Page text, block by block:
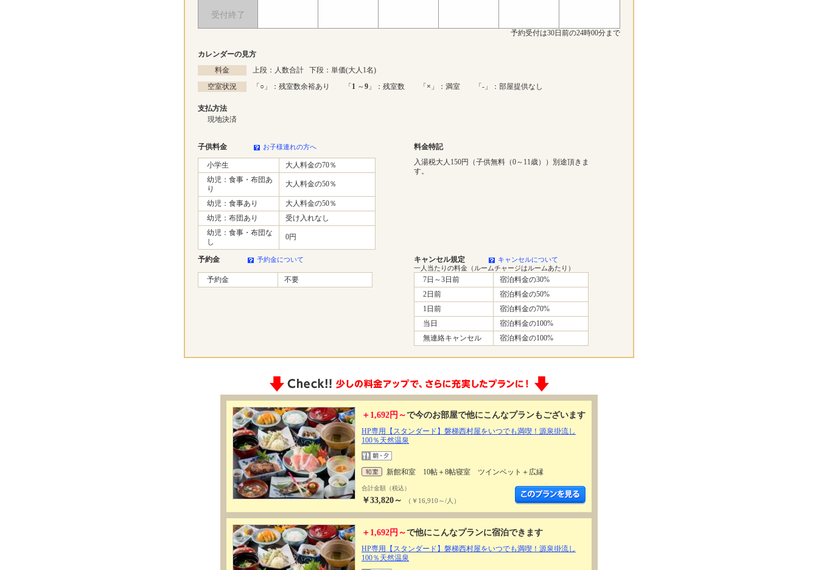
受付終了
予約受付は30日前の24時00分まで
カレンダーの見方
料金
上段：人数合計 下段：単価(大人1名)
空室状況
「○ 」：残室数余裕あり 「1 ～9 」：残室数 「× 」：満室 「-」：部屋提供なし
支払方法
現地決済
子供料金 お子様連れの方へ 料金特記
小学生
大人料金の70％
幼児：食事・布団あ
り
大人料金の50％
幼児：食事あり
大人料金の50％
幼児：布団あり
受け入れなし
幼児：食事・布団な
し
0円
入湯税大人150円（子供無料（0～11歳））別途頂きま
す。
予約金 予約金について キャンセル規定
キャンセルについて
一人当たりの料金（ルームチャージはルームあたり）
予約金 不要 7日～3日前
宿泊料金の30%
2日前
宿泊料金の50%
1日前
宿泊料金の70%
当日
宿泊料金の100%
無連絡キャンセル
宿泊料金の100%
＋1,692円～で今のお部屋で他にこんなプランもございます
HP専用【スタンダード】磐梯西村屋をいつでも満喫！源泉掛流し
100％天然温泉
新館和室 10帖＋8帖寝室 ツインベット＋広縁
合計金額（税込）
￥33,820～ （￥16,910～/人）
＋1,692円～で他にこんなプランに宿泊できます
HP専用【スタンダード】磐梯西村屋をいつでも満喫！源泉掛流し
100％天然温泉